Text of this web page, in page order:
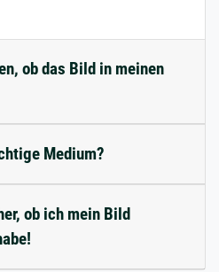
ob das Bild in meinen
Medium?
ob ich mein Bild